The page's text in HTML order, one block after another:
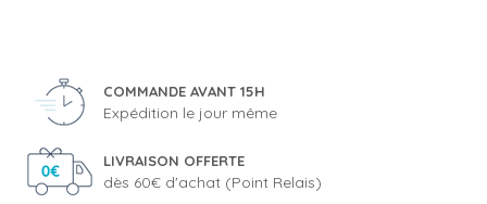
COMMANDE AVANT 15H
Expédition le jour même
LIVRAISON OFFERTE
dès 60€ d'achat (Point Relais)